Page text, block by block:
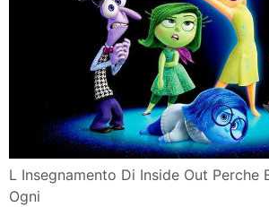
L Insegnamento Di Inside Out Perche
Ogni